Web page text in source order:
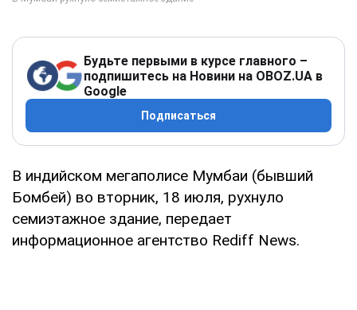
Будьте первыми в курсе главного –
подпишитесь на Новини на OBOZ.UA в
Google
Подписаться
В индийском мегаполисе Мумбаи (бывший
Бомбей) во вторник, 18 июля, рухнуло
семиэтажное здание, передает
информационное агентство Rediff News.